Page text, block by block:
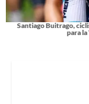
Santiago Buitrago,
para la